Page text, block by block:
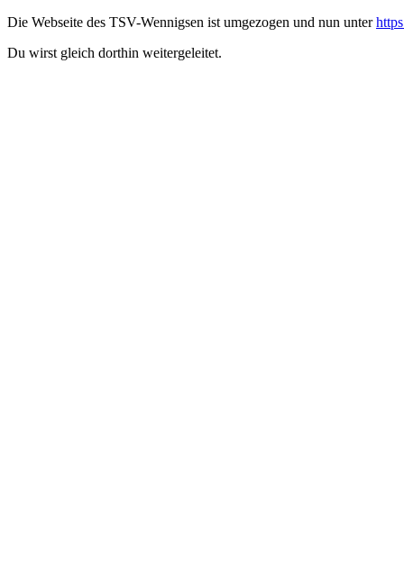
Die Webseite des TSV-Wennigsen ist umgezogen und nun unter
Du wirst gleich dorthin weitergeleitet.